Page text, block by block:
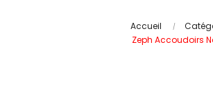
Accueil
Zeph Accoudoirs